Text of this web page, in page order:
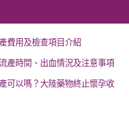
費用及檢查項目介紹
產時間、出血情況及注意事項
可以嗎？大陸藥物終止懷孕收